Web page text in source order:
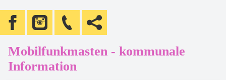
Mobilfunkmasten - kommunale
Information